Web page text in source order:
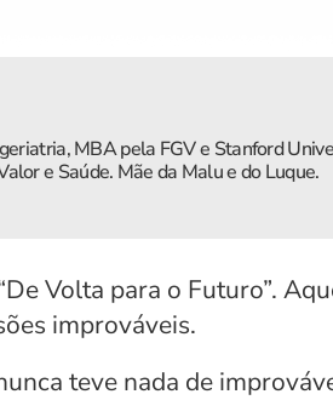
MBA pela FGV e Stanford
e Saúde. Mãe da Malu e do Luque.
Volta para o Futuro”.
improváveis.
teve nada de